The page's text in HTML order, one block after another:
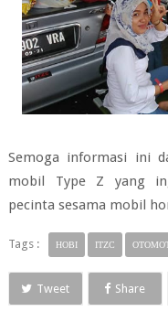
Semoga informasi ini
mobil Type Z yang
pecinta sesama mobil
Tags : HOBI ITZC
Tweet Share